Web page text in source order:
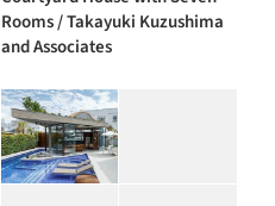
Rooms / Takayuki Kuzushima
and Associates